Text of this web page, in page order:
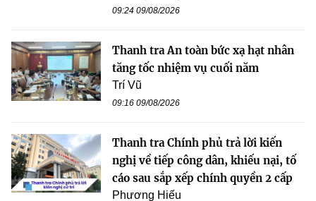
09:24 09/08/2026
Thanh tra An toàn bức xạ hạt nhân
tăng tốc nhiệm vụ cuối năm
Trí Vũ
09:16 09/08/2026
Thanh tra Chính phủ trả lời kiến
nghị về tiếp công dân, khiếu nại, tố
cáo sau sắp xếp chính quyền 2 cấp
Phương Hiếu